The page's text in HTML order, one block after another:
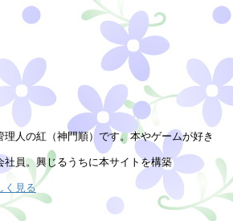
理人の紅（神門順）です。本やゲームが好き
社員。興じるうちに本サイトを構築
く見る